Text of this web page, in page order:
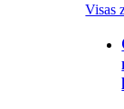
Visas